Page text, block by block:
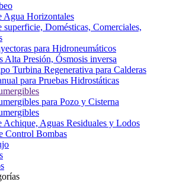
Agua Horizontales
superficie, Domésticas, Comerciales,
para Hidroneumáticos
Alta Presión, Ósmosis inversa
Turbina Regenerativa para Calderas
para Pruebas Hidrostáticas
para Pozo y Cisterna
Achique, Aguas Residuales y Lodos
Control Bombas